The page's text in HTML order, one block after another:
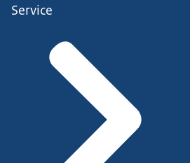
Service